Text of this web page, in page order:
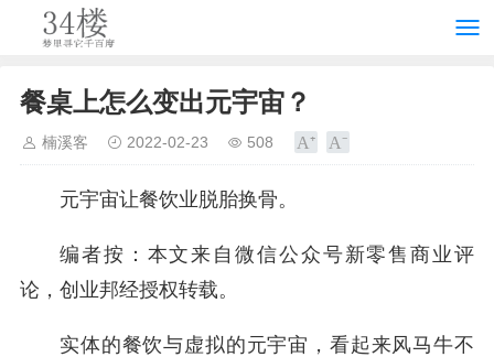
餐桌上怎么变出元宇宙？
楠溪客 2022-02-23 508
元宇宙让餐饮业脱胎换骨。
编者按：本文来自微信公众号新零售商业评
论，创业邦经授权转载。
实体的餐饮与虚拟的元宇宙，看起来风马牛不